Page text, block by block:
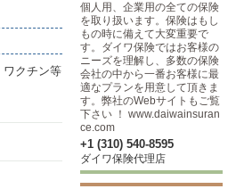
ワクチン等
個人用、企業用の全ての保険
を取り扱います。保険はもし
もの時に備えて大変重要で
す。ダイワ保険ではお客様の
ニーズを理解し、多数の保険
会社の中から一番お客様に最
適なプランを用意して頂きま
す。弊社のWebサイトもご覧
下さい ！ www.daiwainsuran
ce.com
+1 (310) 540-8595
ダイワ保険代理店